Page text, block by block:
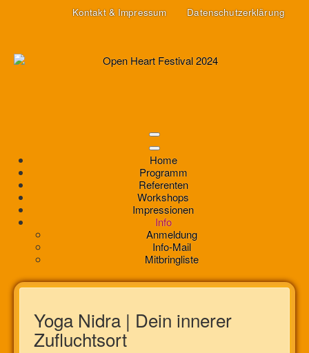
Kontakt & Impressum Datenschutzerklärung
Home
Programm
Referenten
Workshops
Impressionen
Info
Anmeldung
Info-Mail
Mitbringliste
Yoga Nidra | Dein innerer
Zufluchtsort